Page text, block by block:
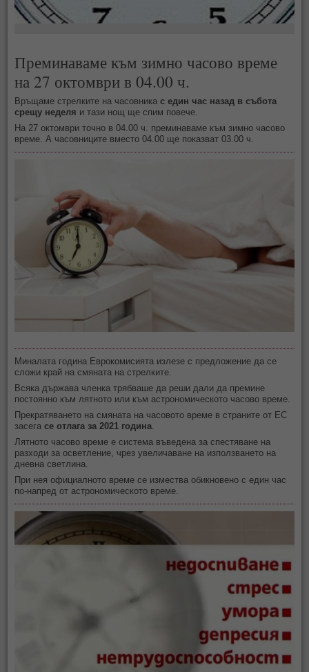
Преминаваме към зимно часово време
на 27 октомври в 04.00 ч.
Връщаме стрелките на часовникас един час назад в събота
срещу неделя и тази нощ ще спим повече.
На 27 октомври точно в 04.00 ч. преминаваме към зимно часово
време. А часовниците вместо 04.00 ще показват 03.00 ч.
Миналата година Еврокомисията излезе с предложение да се
сложи край на смяната на стрелките.
Всяка държава членка трябваше да реши дали да премине
постоянно към лятното или към астрономическото часово време.
Прекратяването на смяната на часовото време в страните от ЕС
засегасе отлага за 2021 година.
Лятното часово време е система въведена за спестяване на
разходи за осветление, чрез увеличаване на използването на
дневна светлина.
При нея официалното време се измества обикновено с един час
по-напред от астрономическото време.